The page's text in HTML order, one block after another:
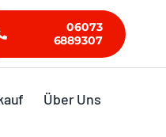
06073
6889307
Über Uns